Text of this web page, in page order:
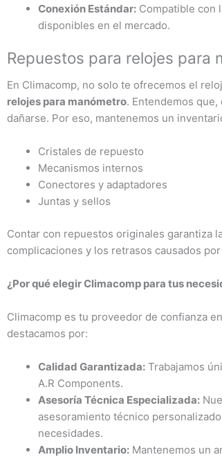
Conexión Estándar: Compatible con
disponibles en el mercado.
Repuestos para relojes para
En Climacomp, no solo te ofrecemos el
relojes para manómetro. Entendemos
dañarse. Por eso, mantenemos un
Cristales de repuesto
Mecanismos internos
Conectores y adaptadores
Juntas y sellos
Contar con repuestos originales garantiza
complicaciones y los retrasos causados
¿Por qué elegir Climacomp para tus
Climacomp es tu proveedor de confianza
destacamos por:
Calidad Garantizada: Trabajamos
A.R Components.
Asesoría Técnica Especializada:
asesoramiento técnico
necesidades.
Amplio Inventario: Mantenemos un